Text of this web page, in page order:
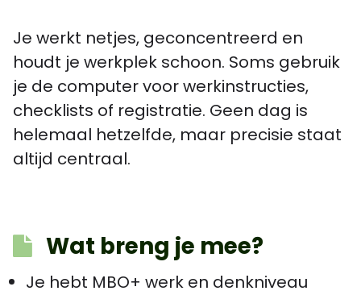
Je werkt netjes, geconcentreerd en
houdt je werkplek schoon. Soms gebruik
je de computer voor werkinstructies,
checklists of registratie. Geen dag is
helemaal hetzelfde, maar precisie staat
altijd centraal.
Wat breng je mee?
Je hebt MBO+ werk en denkniveau